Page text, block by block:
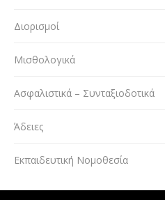
Διορισμοί
Μισθολογικά
Ασφαλιστικά – Συνταξιοδοτικά
Άδειες
Εκπαιδευτική Νομοθεσία